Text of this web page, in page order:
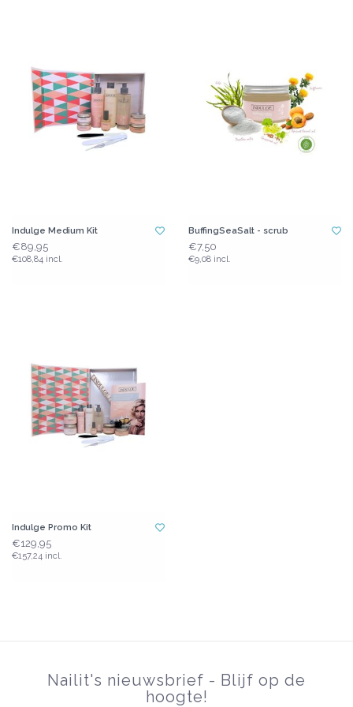
Indulge Medium Kit
€89,95
€108,84 incl.
BuffingSeaSalt - scrub
€7,50
€9,08 incl.
Indulge Promo Kit
€129,95
€157,24 incl.
Nailit's nieuwsbrief - Blijf op de
hoogte!